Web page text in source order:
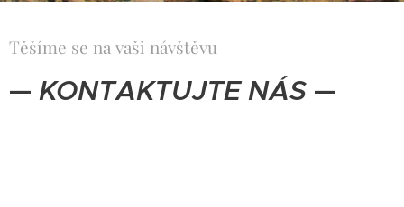
Těšíme se na vaši návštěvu
— KONTAKTUJTE NÁS —